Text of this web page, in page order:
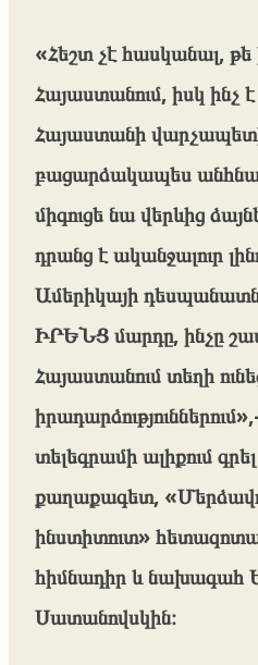
«Հեշտ չէ հասկանալ,
Հայաստանում, իսկ ինչ
Հայաստանի վարչապետի
բացարձակապես
միգուցե նա վերևից
դրանց է ականջալուր
Ամերիկայի
ԻՐԵՆՑ մարդը, ինչը
Հայաստանում տեղի
տելեգրամի ալիքում
քաղաքագետ,
ինստիտուտ»
հիմնադիր և նախագահ
Սատանովսկին։